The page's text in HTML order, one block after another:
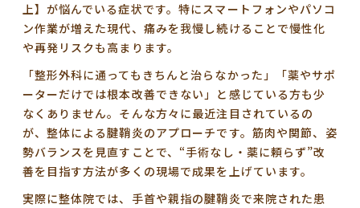
上】が悩んでいる症状です。特にスマートフォンやパソコ
ン作業が増えた現代、痛みを我慢し続けることで慢性化
や再発リスクも高まります。
「整形外科に通ってもきちんと治らなかった」「薬やサポ
ーターだけでは根本改善できない」と感じている方も少
なくありません。そんな方々に最近注目されているの
が、 整体による腱鞘炎のアプローチです。筋肉や関節、姿
勢バランスを見直すことで、“手術なし・薬に頼らず”改
善を目指す方法が多くの現場で成果を上げています。
実際に整体院では、手首や親指の腱鞘炎で来院された患